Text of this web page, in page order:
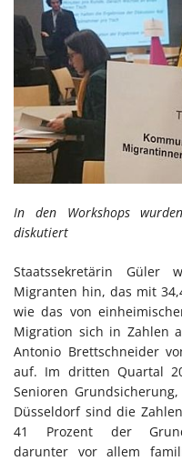
In den Workshops
diskutiert
Staatssekretärin
Migranten hin, das mit
wie das von
Migration sich in Zahlen
Antonio Brettschneider
auf. Im dritten Quartal
Senioren
Düsseldorf sind die
41 Prozent der
darunter vor allem